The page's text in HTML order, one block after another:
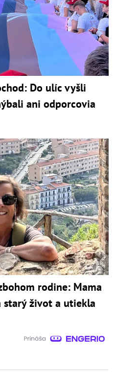
Do ulíc vyšli
ani odporcovia
rodine: Mama
život a utiekla